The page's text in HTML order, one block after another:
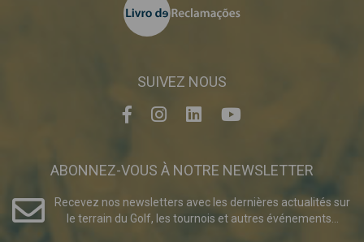
SUIVEZ NOUS
ABONNEZ-VOUS À NOTRE NEWSLETTER
Recevez nos newsletters avec les dernières actualités sur
le terrain du Golf, les tournois et autres événements...